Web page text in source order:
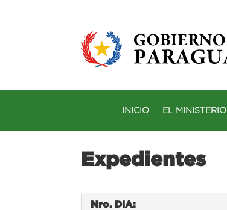
INICIO EL MINISTERIO
Expedientes
Nro. DIA: